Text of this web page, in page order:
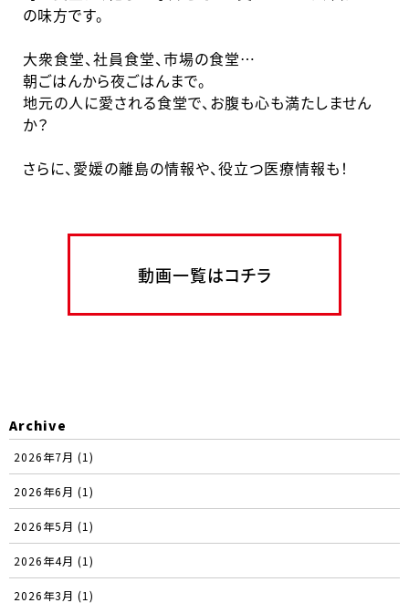
の味方です。
大衆食堂、社員食堂、市場の食堂…
朝ごはんから夜ごはんまで。
地元の人に愛される食堂で、お腹も心も満たしません
か？
さらに、愛媛の離島の情報や、役立つ医療情報も！
動画一覧はコチラ
Archive
2026年7月 (1)
2026年6月 (1)
2026年5月 (1)
2026年4月 (1)
2026年3月 (1)